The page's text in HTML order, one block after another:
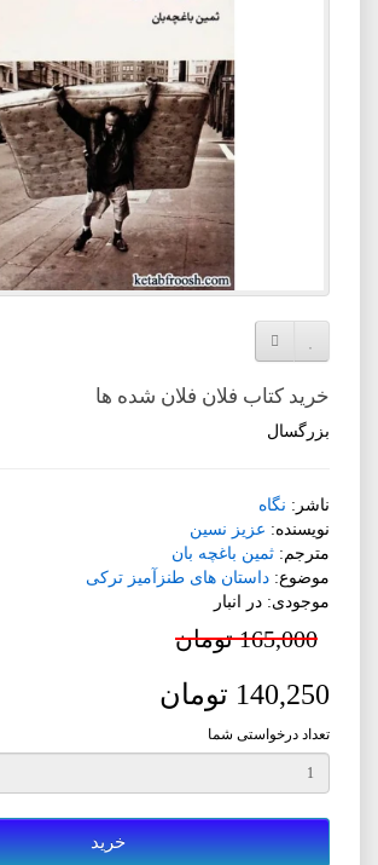
افزودن به لیست دلخواه
خرید کتاب فلان فلان شده ها
بزرگسال
ناشر: نگاه
نویسنده: عزیز نسین
مترجم: ثمین باغچه بان
موضوع: داستان های طنزآمیز ترکی
موجودی: در انبار
165,000 تومان
140,250 تومان
تعداد درخواستی شما
خرید